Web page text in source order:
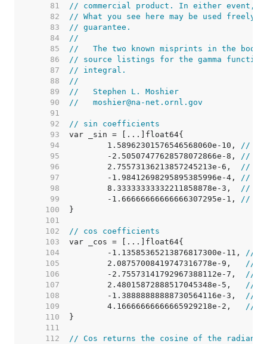
    81
// commercial product. In either event,
    82
// What you see here may be used freely
    83
// guarantee.
    84
//
    85
//   The two known misprints in the book
    86
// source listings for the gamma function
    87
// integral.
    88
//
    89
//   Stephen L. Moshier
    90
//   moshier@na-net.ornl.gov
    91
    92
// sin coefficients
    93
    94
	1.58962301576546568060e-10,
//
    95
	-2.50507477628578072866e-8,
//
    96
	2.75573136213857245213e-6,
//
    97
	-1.98412698295895385996e-4,
//
    98
	8.33333333332211858878e-3,
//
    99
	-1.66666666666666307295e-1,
//
   100
   101
   102
// cos coefficients
   103
   104
	-1.13585365213876817300e-11,
//
   105
	2.08757008419747316778e-9,
//
   106
	-2.75573141792967388112e-7,
//
   107
	2.48015872888517045348e-5,
//
   108
	-1.38888888888730564116e-3,
//
   109
	4.16666666666665929218e-2,
//
   110
   111
   112
// Cos returns the cosine of the radian